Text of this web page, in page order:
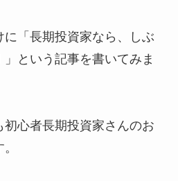
「長期投資家なら、しぶ
という記事を書いてみま
心者長期投資家さんのお